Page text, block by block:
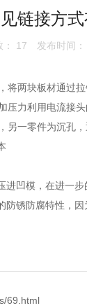
链接方式
17 发布时间
将两块板材通过
压力利用电流接
另一零件为沉孔
进凹模，在进一
锈防腐特性，
69.html